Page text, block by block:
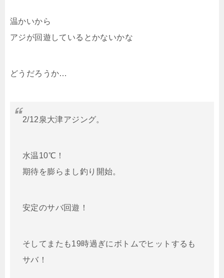
温かいから
アジが回遊しているとかないかな
どうだろうか…
2/12泉大津アジング。
水温10℃！
期待を膨らまし釣り開始。
安定のサバ回遊！
そしてまたも19時過ぎにボトムでヒットするも
サバ！